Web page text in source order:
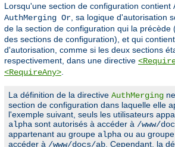
Lorsqu'une section de configuration contient
AuthMerging Or , sa logique d'autorisation
de la section de configuration qui la précède
des sections de configuration), et qui
d'autorisation, comme si les deux sections
respectivement, dans une directive
<RequireAny>
La définition de la directive AuthMerging
section de configuration dans laquelle elle
l'exemple suivant, seuls les utilisateurs
alpha sont autorisés à accéder à /www/
appartenant au groupe alpha ou au groupe
accéder à /www/docs/ab . Cependant, la